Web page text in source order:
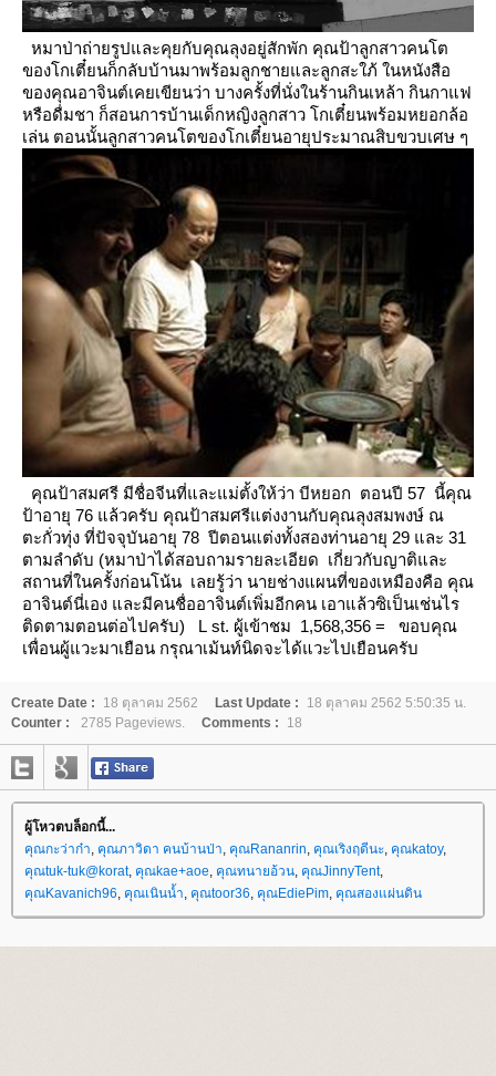
หมาป่าถ่ายรูปและคุยกับคุณลุงอยู่สักพัก คุณป้าลูกสาวคนโต
ของโกเตี๋ยนก็กลับบ้านมาพร้อมลูกชายและลูกสะใภ้ นหนังสือ
ของคุณอาจินต์เคยเขียนว่า บางครั้งที่นั่งในร้านกินเหล้า กินกาแฟ
หรือดื่มชา ก็สอนการบ้านเด็กหญิงลูกสาว กเตี๋ยนพร้อมหยอกล้อ
เล่น ตอนนั้นลูกสาวคนโตของโกเตี๋ยนอายุประมาณสิบขวบเศษ ๆ
คุณป้าสมศรี มีชื่อจีนที่และแม่ตั้งให้ว่า บีหยอก ตอนปี 57 นี้คุณ
ป้าอายุ 76 แล้วครับ คุณป้าสมศรีแต่งงานกับคุณลุงสมพงษ์ ณ
ตะกั่วทุ่ง ที่ปัจจุบันอายุ 78 ปีตอนแต่งทั้งสองท่านอายุ 29 และ 31
ตามลำดับ (หมาป่าได้สอบถามรายละเอียด เกี่ยวกับญาติและ
สถานที่ในครั้งก่อนโน้น เลยรู้ว่า นายช่างแผนที่ของเหมืองคือ คุณ
อาจินต์นี่เอง และมีคนชื่ออาจินต์เพิ่มอีกคน เอาแล้วซิเป็นเช่นไร
ติดตามตอนต่อไปครับ)
L st. ผู้เข้าชม 1,568,356 =
ขอบคุณ
เพื่อนผู้แวะมาเยือน กรุณาเม้นท์นิดจะได้แวะไปเยือนครับ
Create Date : 18 ตุลาคม 2562 Last Update :
18 ตุลาคม 2562 5:50:35 น.
Counter :
2785 Pageviews. Comments : 18
ผู้โหวตบล็อกนี้...
คุณกะว่าก๋า, คุณภาวิดา คนบ้านป่า, คุณRananrin, คุณเริงฤดีนะ, คุณkatoy,
คุณtuk-tuk@korat, คุณkae+aoe, คุณทนายอ้วน, คุณJinnyTent,
คุณKavanich96, คุณเนินน้ำ, คุณtoor36, คุณEdiePim, คุณสองแผ่นดิน